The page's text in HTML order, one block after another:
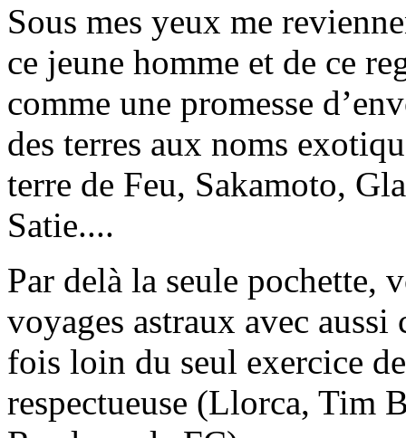
Sous mes yeux me
ce jeune homme et de ce
comme une promesse
des terres aux noms
terre de Feu, Sakamoto,
Satie....
Par delà la seule pochette,
voyages astraux avec
fois loin du seul exercice
respectueuse (Llorca, Tim